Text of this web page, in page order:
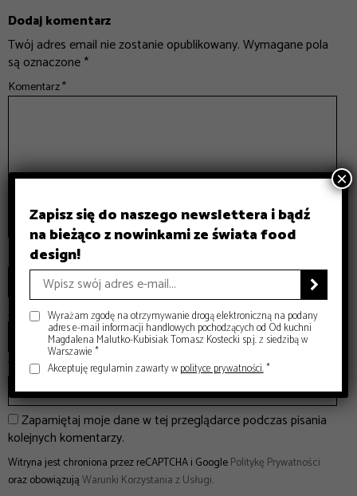
Dodaj komentarz
Twój adres email nie zostanie opublikowany.Wymagane pola
są oznaczone*
Komentarz*
Nazwa*
Adres email*
Witryna internetowa
Zapamiętaj moje dane w tej przeglądarce podczas pisania
kolejnych komentarzy.
Witryna jest chroniona przez reCAPTCHA i GooglePolitykę Prywatności
oraz obowiązująWarunki Korzystania z Usługi.
Zapisz się do naszego newslettera i bądź
na bieżąco z nowinkami ze świata food
design!

Wyrażam zgodę na otrzymywanie drogą elektroniczną na podany
adres e-mail informacji handlowych pochodzących od Od kuchni
Magdalena Malutko-Kubisiak Tomasz Kostecki sp.j. z siedzibą w
Warszawie *
Akceptuję regulamin zawarty wpolityce prywatności.*
×